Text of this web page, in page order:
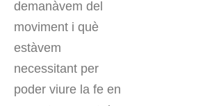
demanàvem del
moviment i què
estàvem
necessitant per
poder viure la fe en